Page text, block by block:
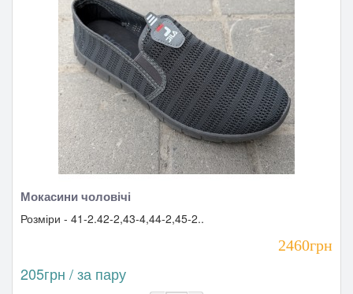
Мокасини чоловічі
Розміри - 41-2.42-2,43-4,44-2,45-2..
2460грн
205грн / за пару